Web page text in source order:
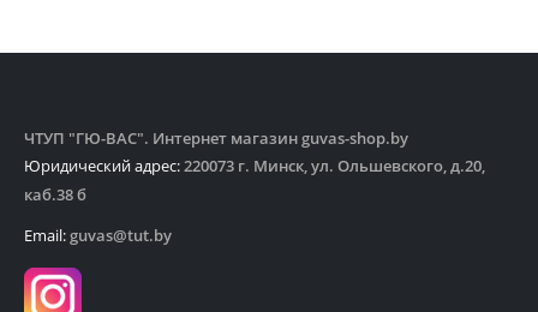
ЧТУП "ГЮ-ВАС". Интернет магазин guvas-shop.by
Юридический адрес:220073 г. Минск, ул. Ольшевского, д.20,
каб.38 б
Email:guvas@tut.by